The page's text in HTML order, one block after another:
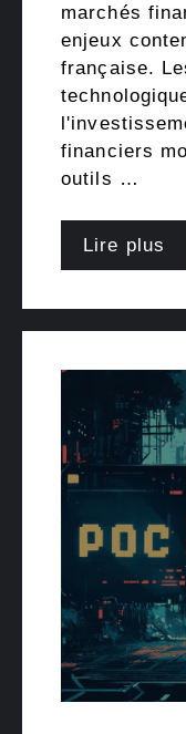
marchés
enjeux
française.
financiers
outils …
Lire plus